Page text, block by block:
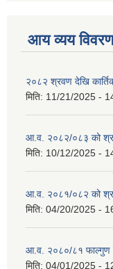
आय व्यय विवरण
२०८२ श्रवण देखि
मिति: 11/21/2025 -
आ.व. २०८२/०८३ को
मिति: 10/12/2025 -
आ.व. २०८१/०८२ को
मिति: 04/20/2025 -
आ.व. २०८०/८१ फाल्गुण
मिति: 04/01/2025 -